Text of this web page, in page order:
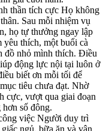
thần tích cực Họ không
Sau mỗi nhiệm vụ
họ tự thưởng ngay lập
yêu thích, một buổi cà
đồ nhỏ mình thích. Điều
động lực nội tại luôn ở
biết ơn mỗi tối để
tiêu chưa đạt. Nhờ
cực, vượt qua giai đoạn
số đông.
việc Người duy trì
ngủ, bữa ăn và vận